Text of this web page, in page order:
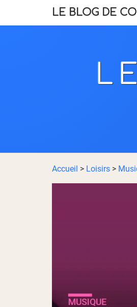
LE BLOG DE
Accueil > Loisirs >